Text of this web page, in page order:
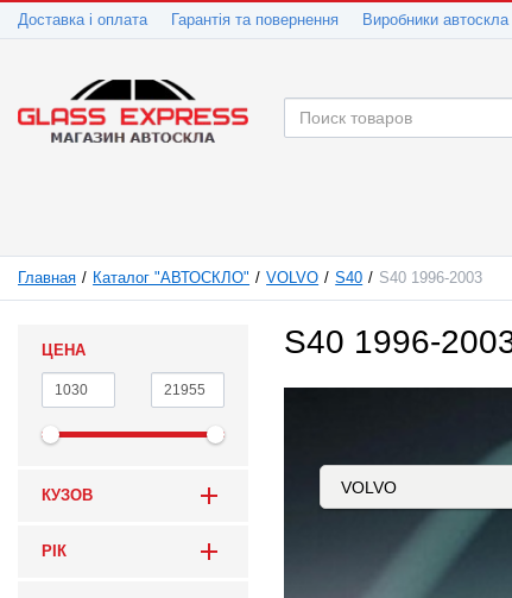
Доставка і оплата Гарантія та повернення Виробники автоскла
Главная Каталог "АВТОСКЛО" VOLVO S40 S40 1996-2003
ЦЕНА
КУЗОВ
РІК
S40 1996-